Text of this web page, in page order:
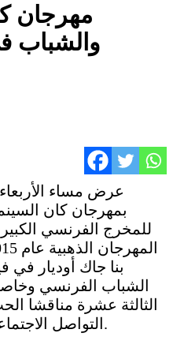
مهرجان
والشباب
عرض مساء
للمخرج الفرنسي
بنا جاك أوديار في
الشباب الفرنسي
الثالثة عشرة مناقشا
التواصل الاجتماعي وتأثيرها على حياة البشر.